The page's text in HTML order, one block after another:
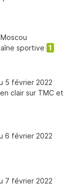
sportive 1
5 février 2022
clair sur TMC et
6 février 2022
7 février 2022